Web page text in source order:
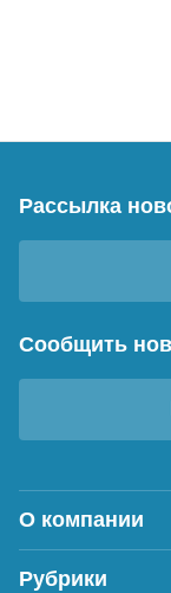
Рассылка
Сообщить
О компании
Рубрики